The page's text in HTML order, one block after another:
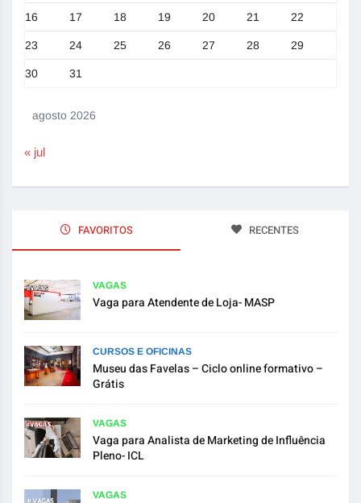
agosto 2026
16 17 18 19 20 21 22
23 24 25 26 27 28 29
30 31
« jul
FAVORITOS RECENTES
VAGAS
Vaga para Atendente de Loja- MASP
CURSOS E OFICINAS
Museu das Favelas – Ciclo online formativo –
Grátis
VAGAS
Vaga para Analista de Marketing de Influência
Pleno- ICL
VAGAS